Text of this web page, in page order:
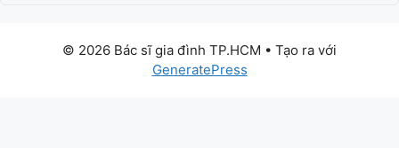
© 2026 Bác sĩ gia đình TP.HCM • Tạo ra với
GeneratePress